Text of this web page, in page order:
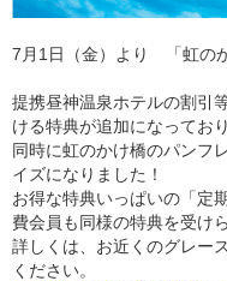
7月1日（金）より 「虹の
提携昼神温泉ホテルの割引
ける特典が追加になっており
同時に虹のかけ橋のパンフ
イズになりました！
お得な特典いっぱいの「定
費会員も同様の特典を受け
詳しくは、お近くのグレー
ください。